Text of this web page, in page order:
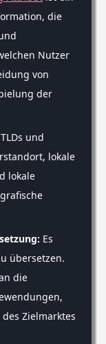
die
Nutzer
von
der
und
lokale
lokale
Es
übersetzen.
die
Zielmarktes